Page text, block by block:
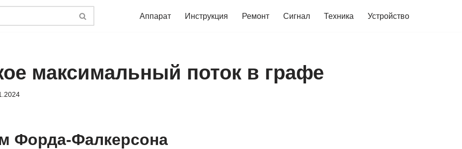
Аппарат Инструкция Ремонт Сигнал Техника Устройство
максимальный поток в графе
Форда-Фалкерсона